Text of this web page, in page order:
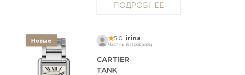
ПОДРОБНЕЕ
Новые 5.0 irina
Частный продавец
CARTIER
TANK